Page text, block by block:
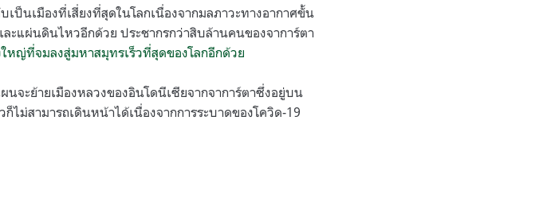
ป็นเมืองที่เสี่ยงที่สุดในโลกเนื่องจากมลภาวะทางอากาศขั้น
ะแผ่นดินไหวอีกด้วย ประชากรกว่าสิบล้านคนของจาการ์ตา
หญ่ที่จมลงสู่มหาสมุทรเร็วที่สุดของโลกอีกด้วย
จะย้ายเมืองหลวงของอินโดนีเซียจากจาการ์ตาซึ่งอยู่บน
ก็ไม่สามารถเดินหน้าได้เนื่องจากการระบาดของโควิด-19